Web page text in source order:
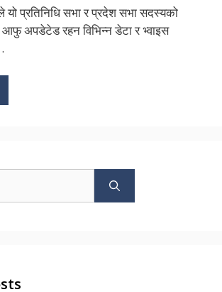
प्रतिनिधि सभा र प्रदेश सभा सदस्यको
आफु अपडेटेड रहन विभिन्न डेटा र भ्वाइस